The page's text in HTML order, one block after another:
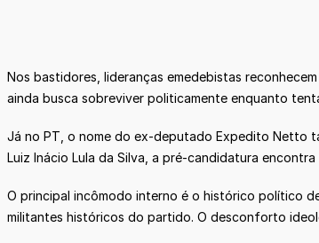
Nos bastidores, lideranças emedebistas
ainda busca sobreviver politicamente enquanto
Já no PT, o nome do ex-deputado Expedito Netto
Luiz Inácio Lula da Silva, a pré-candidatura
O principal incômodo interno é o histórico político
militantes históricos do partido. O desconforto